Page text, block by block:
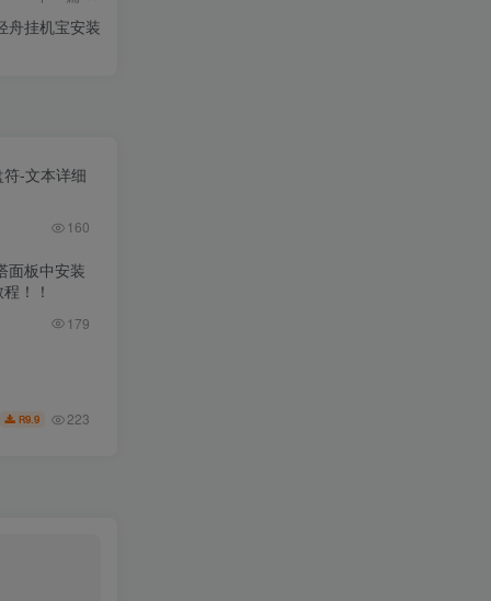
舟挂机宝安装
-文本详细
160
面板中安装
！！
179
R9.9 223